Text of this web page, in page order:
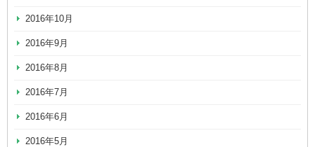
2016年10月
2016年9月
2016年8月
2016年7月
2016年6月
2016年5月